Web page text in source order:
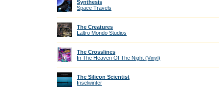
Synthesis
Space Travels
The Creatures
Laltro Mondo Studios
The Crosslines
In The Heaven Of The Night (Vinyl)
The Silicon Scientist
Inselwinter